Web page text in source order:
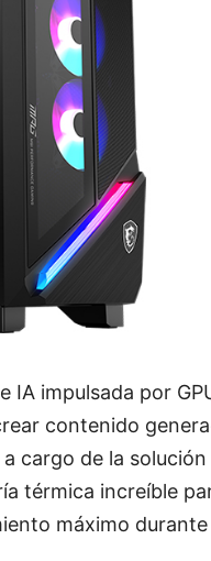
IA impulsada por
contenido
cargo de la
térmica increíble
máximo